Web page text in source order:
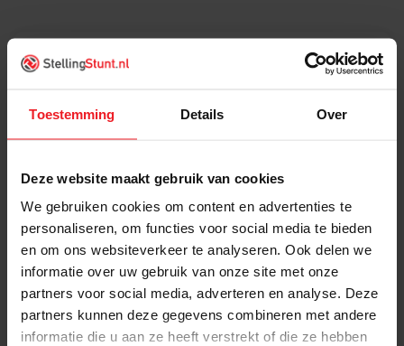
Toestemming Details Over
Deze website maakt gebruik van cookies
We gebruiken cookies om content en advertenties te
personaliseren, om functies voor social media te bieden
en om ons websiteverkeer te analyseren. Ook delen we
informatie over uw gebruik van onze site met onze
partners voor social media, adverteren en analyse. Deze
partners kunnen deze gegevens combineren met andere
informatie die u aan ze heeft verstrekt of die ze hebben
Product informatie